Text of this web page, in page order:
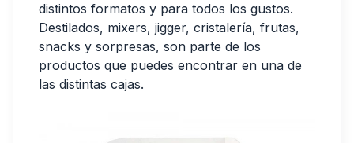
distintos formatos y para todos los gustos.
Destilados, mixers, jigger, cristalería, frutas,
snacks y sorpresas, son parte de los
productos que puedes encontrar en una de
las distintas cajas.